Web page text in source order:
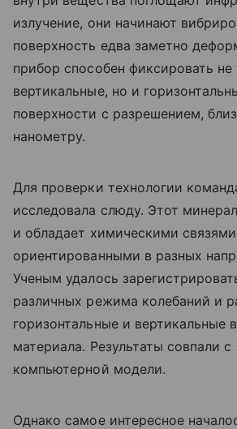
излучение, они начинают
поверхность едва заметно
прибор способен фиксировать не
вертикальные, но и
поверхности с разрешением,
нанометру.
Для проверки технологии
исследовала слюду. Этот
и обладает химическими
ориентированными в разных
Ученым удалось
различных режима колебаний и
горизонтальные и вертикальные
материала. Результаты совпали с
компьютерной модели.
Однако самое интересное